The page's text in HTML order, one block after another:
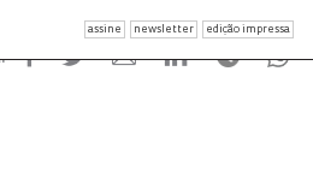
assine newsletter edição impressa